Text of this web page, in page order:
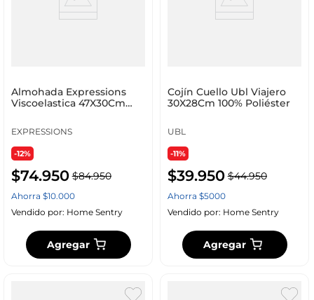
Almohada Expressions
Viscoelastica 47X30Cm
EXPRESSIONS
-12%
$74.950 $84.950
Ahorra $10.000
Vendido por: Home Sentry
Agregar
Cojín Cuello Ubl Viajero
30X28Cm 100% Poliéster
UBL
-11%
$39.950 $44.950
Ahorra $5000
Vendido por: Home Sentry
Agregar